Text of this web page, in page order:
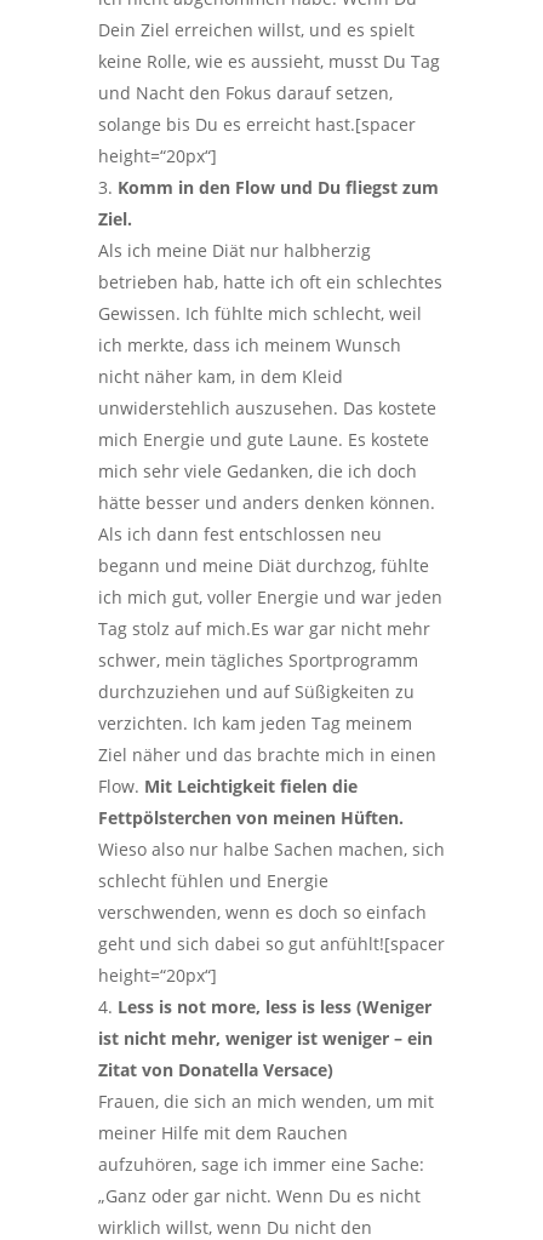
Dein Ziel erreichen willst, und es spielt
keine Rolle, wie es aussieht, musst Du Tag
und Nacht den Fokus darauf setzen,
solange bis Du es erreicht hast.[spacer
height=“20px“]
Komm in den Flow und Du fliegst zum
Ziel.
Als ich meine Diät nur halbherzig
betrieben hab, hatte ich oft ein schlechtes
Gewissen. Ich fühlte mich schlecht, weil
ich merkte, dass ich meinem Wunsch
nicht näher kam, in dem Kleid
unwiderstehlich auszusehen. Das kostete
mich Energie und gute Laune. Es kostete
mich sehr viele Gedanken, die ich doch
hätte besser und anders denken können.
Als ich dann fest entschlossen neu
begann und meine Diät durchzog, fühlte
ich mich gut, voller Energie und war jeden
Tag stolz auf mich.Es war gar nicht mehr
schwer, mein tägliches Sportprogramm
durchzuziehen und auf Süßigkeiten zu
verzichten. Ich kam jeden Tag meinem
Ziel näher und das brachte mich in einen
Flow. Mit Leichtigkeit fielen die
Fettpölsterchen von meinen Hüften.
Wieso also nur halbe Sachen machen, sich
schlecht fühlen und Energie
verschwenden, wenn es doch so einfach
geht und sich dabei so gut anfühlt![spacer
height=“20px“]
Less is not more, less is less (Weniger
ist nicht mehr, weniger ist weniger – ein
Zitat von Donatella Versace)
Frauen, die sich an mich wenden, um mit
meiner Hilfe mit dem Rauchen
aufzuhören, sage ich immer eine Sache:
„Ganz oder gar nicht. Wenn Du es nicht
wirklich willst, wenn Du nicht den